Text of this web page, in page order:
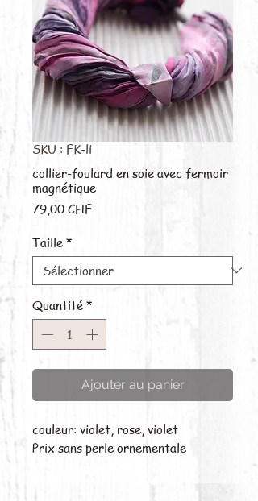
SKU : FK-li
collier-foulard en soie avec fermoir
magnétique
79,00 CHFPrix
Taille *
Quantité *
Ajouter au panier
couleur: violet, rose, violet
Prix sans perle ornementale